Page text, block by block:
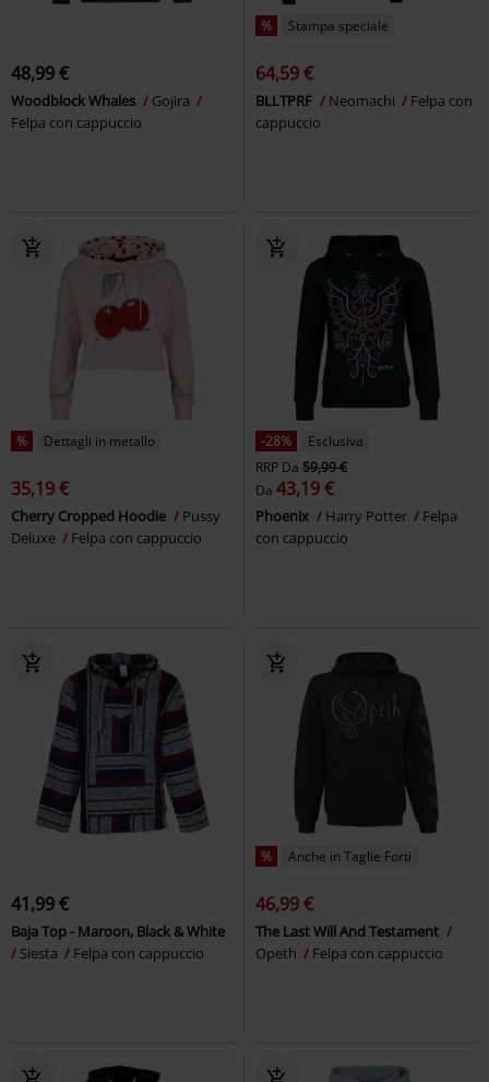
48,99 €
Woodblock Whales
Gojira
Felpa con cappuccio
% Stampa speciale
64,59 €
BLLTPRF Neomachi
Felpa con
cappuccio
% Dettagli in metallo
35,19 €
Cherry Cropped Hoodie
Pussy
Deluxe
Felpa con cappuccio
-28%
Esclusiva
RRP Da 59,99 €
Da 43,19 €
Phoenix Harry Potter
Felpa
con cappuccio
41,99 €
Baja Top - Maroon, Black & White
Siesta
Felpa con cappuccio
% Anche in Taglie Forti
46,99 €
The Last Will And Testament
Opeth
Felpa con cappuccio